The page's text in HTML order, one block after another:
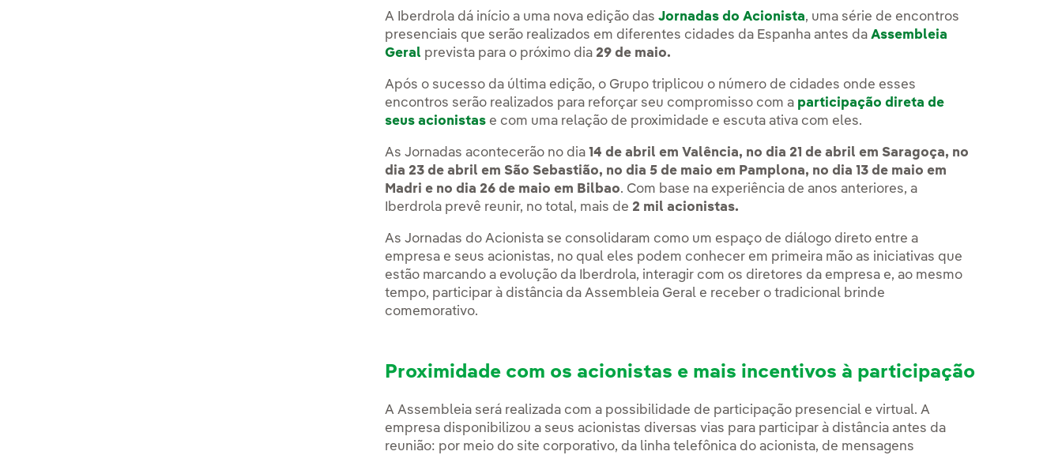
A Iberdrola dá início a uma nova edição dasJornadas do Acionista, uma série de encontros
presenciais que serão realizados em diferentes cidades da Espanha antes daAssembleia
Geral prevista para o próximo dia 29 de maio.
Após o sucesso da última edição, o Grupo triplicou o número de cidades onde esses
encontros serão realizados para reforçar seu compromisso com a participação direta de
seus acionistas e com uma relação de proximidade e escuta ativa com eles.
As Jornadas acontecerão no dia14 de abril em Valência, no dia 21 de abril em Saragoça, no
dia 23 de abril em São Sebastião, no dia 5 de maio em Pamplona, no dia 13 de maio em
Madri e no dia 26 de maio em Bilbao. Com base na experiência de anos anteriores, a
Iberdrola prevê reunir, no total, mais de 2 mil acionistas.
As Jornadas do Acionista se consolidaram como um espaço de diálogo direto entre a
empresa e seus acionistas, no qual eles podem conhecer em primeira mão as iniciativas que
estão marcando a evolução da Iberdrola, interagir com os diretores da empresa e, ao mesmo
tempo, participar à distância da Assembleia Geral e receber o tradicional brinde
comemorativo.
Proximidade com os acionistas e mais incentivos à participação
A Assembleia será realizada com a possibilidade de participação presencial e virtual. A
empresa disponibilizou a seus acionistas diversas vias para participar à distância antes da
reunião: por meio do site corporativo, da linha telefônica do acionista, de mensagens